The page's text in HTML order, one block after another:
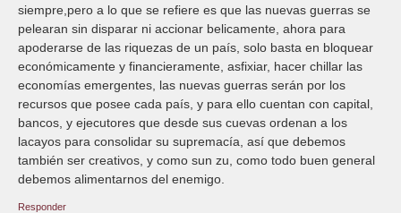
siempre,pero a lo que se refiere es que las nuevas guerras se
pelearan sin disparar ni accionar belicamente, ahora para
apoderarse de las riquezas de un país, solo basta en bloquear
económicamente y financieramente, asfixiar, hacer chillar las
economías emergentes, las nuevas guerras serán por los
recursos que posee cada país, y para ello cuentan con capital,
bancos, y ejecutores que desde sus cuevas ordenan a los
lacayos para consolidar su supremacía, así que debemos
también ser creativos, y como sun zu, como todo buen general
debemos alimentarnos del enemigo.
Responder